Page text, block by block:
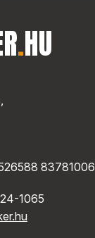
.HU
83781006
1065